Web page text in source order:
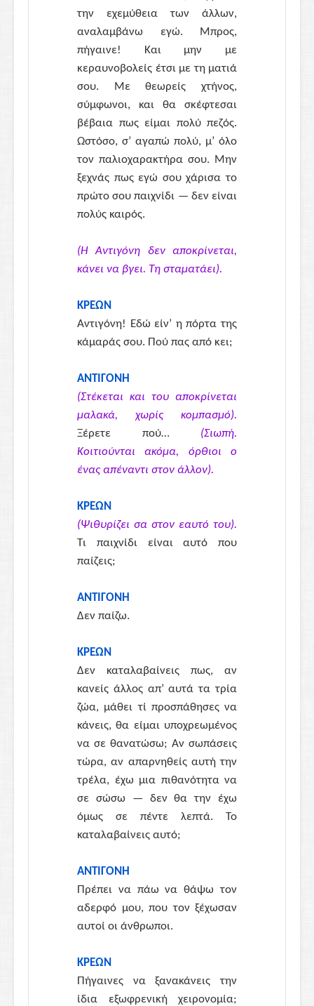
την εχεμύθεια των άλλων,
αναλαμβάνω εγώ. Μπρος,
πήγαινε! Και μην με
κεραυνοβολείς έτσι με τη ματιά
σου. Με θεωρείς χτήνος,
σύμφωνοι, και θα σκέφτεσαι
βέβαια πως είμαι πολύ πεζός.
Ωστόσο, σ’ αγαπώ πολύ, μ’ όλο
τον παλιοχαρακτήρα σου. Μην
ξεχνάς πως εγώ σου χάρισα το
πρώτο σου παιχνίδι — δεν είναι
πολύς καιρός.
(Η Αντιγόνη δεν αποκρίνεται,
κάνει να βγει. Τη σταματάει).
ΚΡΕΩΝ
Αντιγόνη! Εδώ είν’ η πόρτα της
κάμαράς σου. Πού πας από κει;
ΑΝΤΙΓΟΝΗ
(Στέκεται και του αποκρίνεται
μαλακά, χωρίς κομπασμό).
Ξέρετε πού… (Σιωπή.
Κοιτιούνται ακόμα, όρθιοι ο
ένας απέναντι στον άλλον).
ΚΡΕΩΝ
(Ψιθυρίζει σα στον εαυτό του).
Τι παιχνίδι είναι αυτό που
παίζεις;
ΑΝΤΙΓΟΝΗ
Δεν παίζω.
ΚΡΕΩΝ
Δεν καταλαβαίνεις πως, αν
κανείς άλλος απ’ αυτά τα τρία
ζώα, μάθει τί προσπάθησες να
κάνεις, θα είμαι υποχρεωμένος
να σε θανατώσω; Αν σωπάσεις
τώρα, αν απαρνηθείς αυτή την
τρέλα, έχω μια πιθανότητα να
σε σώσω — δεν θα την έχω
όμως σε πέντε λεπτά. Το
καταλαβαίνεις αυτό;
ΑΝΤΙΓΟΝΗ
Πρέπει να πάω να θάψω τον
αδερφό μου, που τον ξέχωσαν
αυτοί οι άνθρωποι.
ΚΡΕΩΝ
Πήγαινες να ξανακάνεις την
ίδια εξωφρενική χειρονομία;